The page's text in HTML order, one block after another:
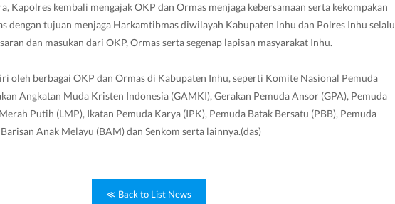
Kapolres kembali mengajak OKP dan Ormas menjaga kebersamaan serta kekompakan
dengan tujuan menjaga Harkamtibmas diwilayah Kabupaten Inhu dan Polres Inhu selalu
dan masukan dari OKP, Ormas serta segenap lapisan masyarakat Inhu.
oleh berbagai OKP dan Ormas di Kabupaten Inhu, seperti Komite Nasional Pemuda
Angkatan Muda Kristen Indonesia (GAMKI), Gerakan Pemuda Ansor (GPA), Pemuda
Putih (LMP), Ikatan Pemuda Karya (IPK), Pemuda Batak Bersatu (PBB), Pemuda
Anak Melayu (BAM) dan Senkom serta lainnya.(das)
≪ Back to List News